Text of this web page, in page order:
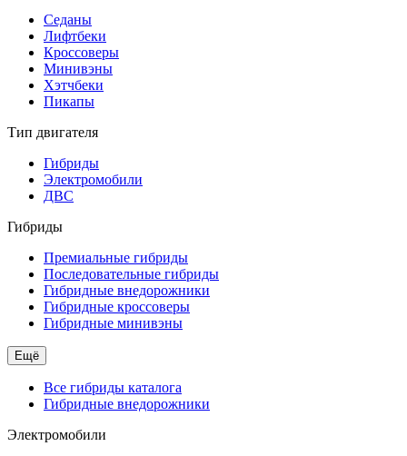
Седаны
Лифтбеки
Кроссоверы
Минивэны
Хэтчбеки
Пикапы
Тип двигателя
Гибриды
Электромобили
ДВС
Гибриды
Премиальные гибриды
Последовательные гибриды
Гибридные внедорожники
Гибридные кроссоверы
Гибридные минивэны
Ещё
Все гибриды каталога
Гибридные внедорожники
Электромобили